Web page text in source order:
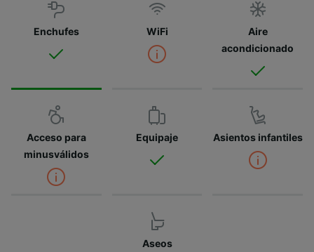
Enchufes WiFi
Aire
acondicionado
Acceso para
minusválidos
Equipaje Asientos infantiles
Aseos